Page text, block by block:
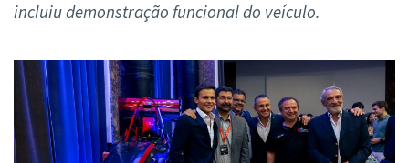
incluiu demonstração funcional do veículo.